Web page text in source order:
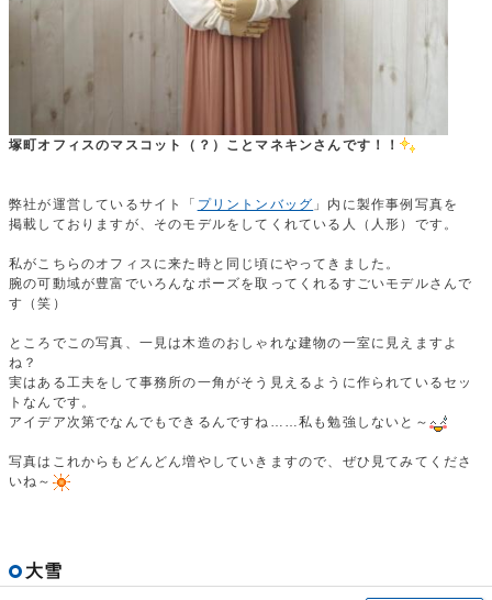
塚町オフィスのマスコット（？）ことマネキンさんです！！
弊社が運営しているサイト「 プリントンバッグ 」内に製作事例写真を
掲載しておりますが、そのモデルをしてくれている人（人形）です。
私がこちらのオフィスに来た時と同じ頃にやってきました。
腕の可動域が豊富でいろんなポーズを取ってくれるすごいモデルさんで
す（笑）
ところでこの写真、一見は木造のおしゃれな建物の一室に見えますよ
ね？
実はある工夫をして事務所の一角がそう見えるように作られているセッ
トなんです。
アイデア次第でなんでもできるんですね……私も勉強しないと～
写真はこれからもどんどん増やしていきますので、ぜひ見てみてくださ
いね～
大雪